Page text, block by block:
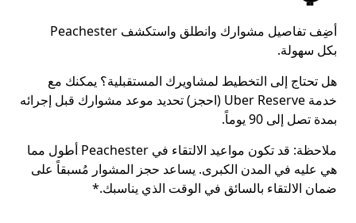
أضِف تفاصيل مشوارك وانطلق واستكشف Peachester
بكل سهولة.
هل تحتاج إلى التخطيط لمشاويرك المستقبلية؟ يمكنك مع
خدمة Uber Reserve (احجز) تحديد موعد مشوارك قبل إجرائه
بمدة تصل إلى 90 يوماً.
ملاحظة:
قد تكون مواعيد الالتقاء في Peachester أطول مما
هي عليه في المدن الكبرى. يساعد حجز المشوار مُسبقاً على
ضمان الالتقاء بالسائق في الوقت الذي يناسبك.*